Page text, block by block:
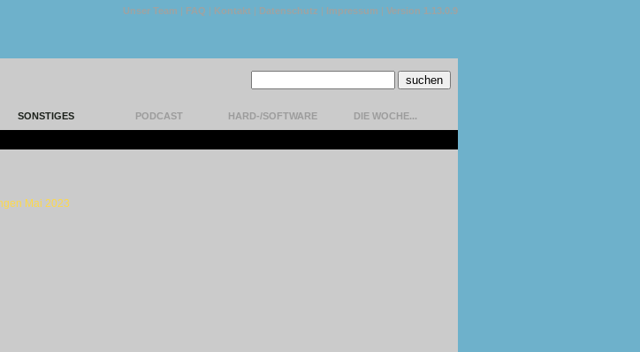
Unser Team | FAQ | Kontakt | Datenschutz | Impressum | Version 1.13.0.9
SONSTIGES PODCAST HARD-/SOFTWARE DIE WOCHE...
Mai 2023